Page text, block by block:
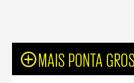
MAIS PONTA